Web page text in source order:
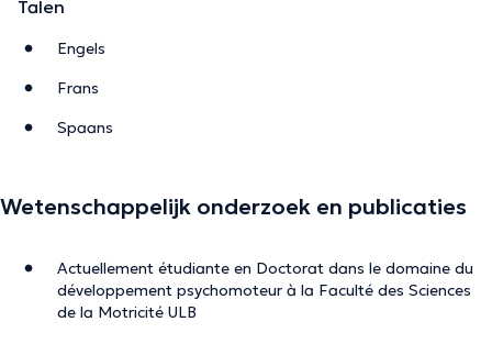
Talen
Engels
Frans
Spaans
Wetenschappelijk onderzoek en publicaties
Actuellement étudiante en Doctorat dans le domaine du
développement psychomoteur à la Faculté des Sciences
de la Motricité ULB